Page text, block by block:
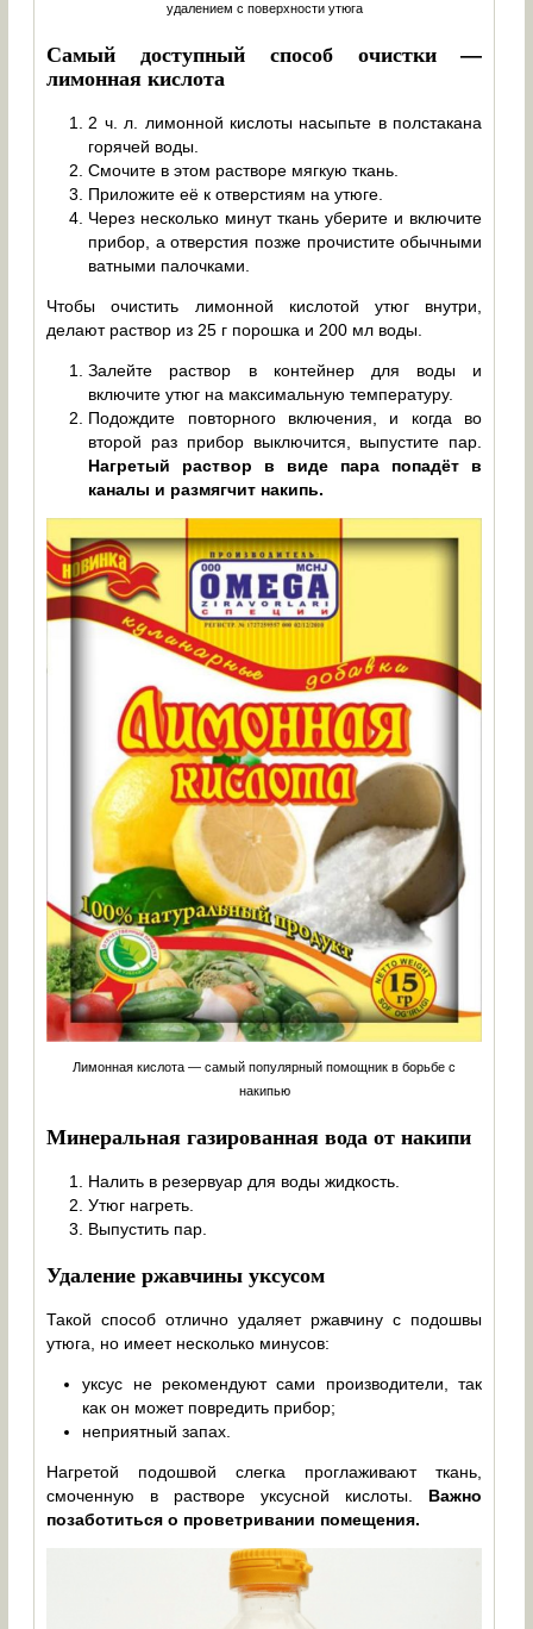
удалением с поверхности утюга
Самый доступный способ очистки —
лимонная кислота
2 ч. л. лимонной кислоты насыпьте в полстакана
горячей воды.
Смочите в этом растворе мягкую ткань.
Приложите её к отверстиям на утюге.
Через несколько минут ткань уберите и включите
прибор, а отверстия позже прочистите обычными
ватными палочками.
Чтобы очистить лимонной кислотой утюг внутри,
делают раствор из 25 г порошка и 200 мл воды.
Залейте раствор в контейнер для воды и
включите утюг на максимальную температуру.
Подождите повторного включения, и когда во
второй раз прибор выключится, выпустите пар.
Нагретый раствор в виде пара попадёт в
каналы и размягчит накипь.
Лимонная кислота — самый популярный помощник в борьбе с
накипью
Минеральная газированная вода от накипи
Налить в резервуар для воды жидкость.
Утюг нагреть.
Выпустить пар.
Удаление ржавчины уксусом
Такой способ отлично удаляет ржавчину с подошвы
утюга, но имеет несколько минусов:
уксус не рекомендуют сами производители, так
как он может повредить прибор;
неприятный запах.
Нагретой подошвой слегка проглаживают ткань,
смоченную в растворе уксусной кислоты. Важно
позаботиться о проветривании помещения.